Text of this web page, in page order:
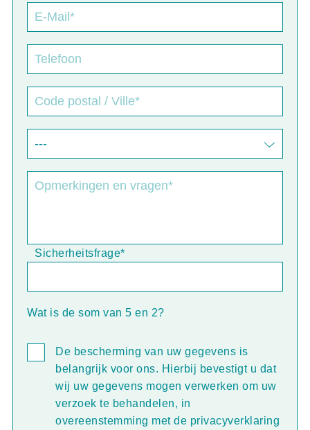
Sicherheitsfrage*
Wat is de som van 5 en 2?
De bescherming van uw gegevens is
belangrijk voor ons. Hierbij bevestigt u dat
wij uw gegevens mogen verwerken om uw
verzoek te behandelen, in
overeenstemming met de privacyverklaring